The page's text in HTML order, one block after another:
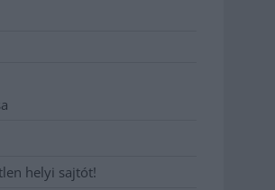
helyi sajtót!